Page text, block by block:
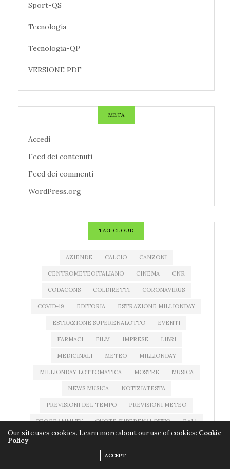
Sport-QS
Tecnologia
Tecnologia-QP
VERSIONE PDF
META
Accedi
Feed dei contenuti
Feed dei commenti
WordPress.org
TAG CLOUD
AZIENDE CALCIO CANZONI
CENTROMETEOITALIANO CINEMA CNR
CODACONS COLDIRETTI CORONAVIRUS
COVID-19 EDITORIA ESTRAZIONE MILLIONDAY
ESTRAZIONE SUPERENALOTTO EVENTI
FARMACI FILM IMPRESE LIBRI
MEDICINALI METEO MILLIONDAY
MILLIONDAY LOTTOMATICA MOSTRE MUSICA
NEWS MUSICA NOTIZIATESTA
PREVISIONI DEL TEMPO PREVISIONI METEO
PROGRAMMI TV QUOTE SUPERENALOTTO RAI 1
RICERCA SCIENTIFICA
Our site uses cookies. Learn more about our use of cookies: Cookie
Policy
ACCEPT